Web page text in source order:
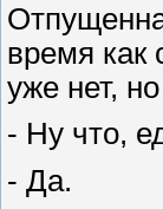
время как
уже нет,
- Ну что,
- Да.